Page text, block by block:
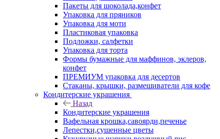
Пакеты для шоколада,конфет
Упаковка для пряников
Упаковка для моти
Пластиковая упаковка
Подложки, салфетки
Упаковка для торта
Формы бумажные для маффинов, эклеров,
конфет
ПРЕМИУМ упаковка для десертов
Стаканы, крышки, размешиватели для кофе
Кондитерские украшения
Назад
Кондитерские украшения
Вафельная крошка,савоярди,печенье
Лепестки,сушенные цветы